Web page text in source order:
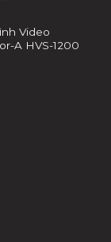
Video
A HVS-1200